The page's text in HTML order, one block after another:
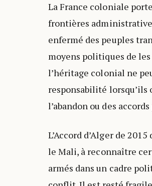
La France coloniale
frontières
enfermé des peuples
moyens politiques de
l’héritage colonial ne
responsabilité lorsqu’ils
l’abandon ou des
L’Accord d’Alger de
le Mali, à reconnaître
armés dans un cadre